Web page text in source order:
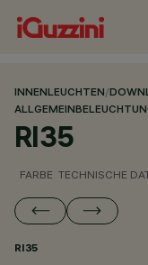
INNENLEUCHTEN/
RI35
FARBE TECHNISCHE
RI35